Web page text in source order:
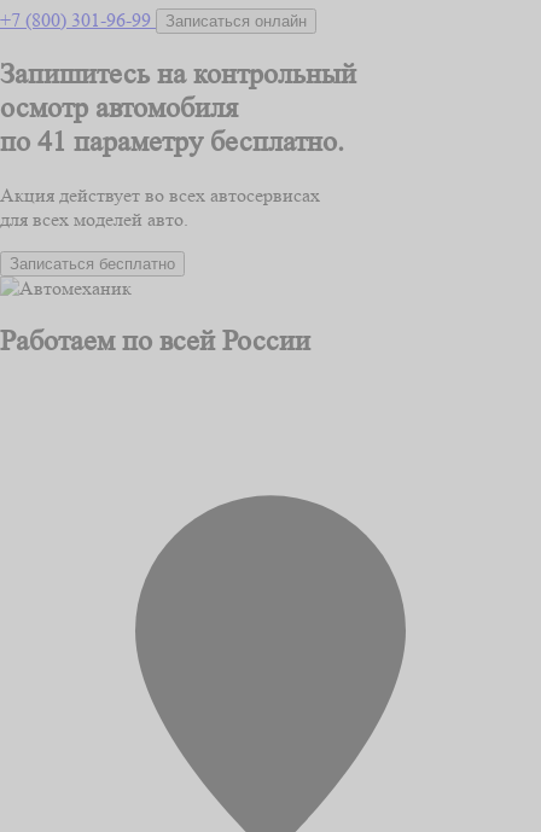
+7 (800) 301-96-99 Записаться онлайн
Запишитесь на контрольный
осмотр автомобиля
по 41 параметру бесплатно.
Акция действует во всех автосервисах
для всех моделей авто.
Записаться бесплатно
Работаем по всей России